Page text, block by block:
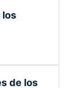
los
de los